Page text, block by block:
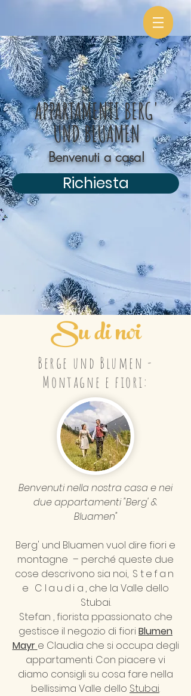
APPARTAMENTI BERG'
UND BLUAMEN
Benvenuti a casa!
Richiesta
Su di noi
Berge und Blumen -
Montagne e fiori:
Benvenuti nella nostra casa e nei
due appartamenti "Berg' &
Bluamen"
Berg' und Bluamen vuol dire fiori e
montagne – perché queste due
cose descrivono sia noi, Stefan
e Claudia , che la Valle dello
Stubai.
Stefan , fiorista ppassionato che
gestisce il negozio di fiori Blumen
Mayr e Claudia che si occupa degli
appartamenti. Con piacere vi
diamo consigli su cosa fare nella
bellissima Valle dello Stubai.